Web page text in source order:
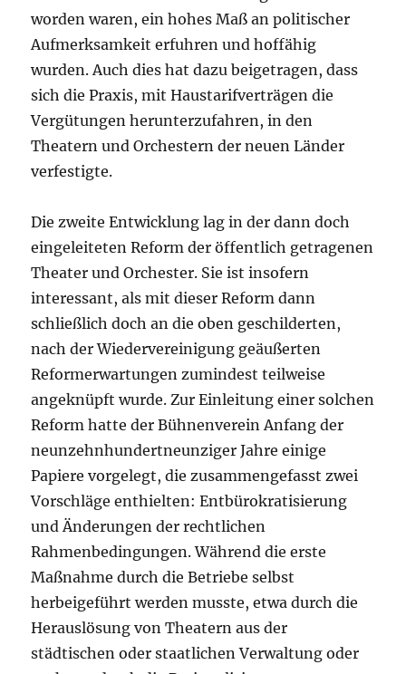
worden waren, ein hohes Maß an politischer
Aufmerksamkeit erfuhren und hoffähig
wurden. Auch dies hat dazu beigetragen, dass
sich die Praxis, mit Haustarifverträgen die
Vergütungen herunterzufahren, in den
Theatern und Orchestern der neuen Länder
verfestigte.
Die zweite Entwicklung lag in der dann doch
eingeleiteten Reform der öffentlich getragenen
Theater und Orchester. Sie ist insofern
interessant, als mit dieser Reform dann
schließlich doch an die oben geschilderten,
nach der Wiedervereinigung geäußerten
Reformerwartungen zumindest teilweise
angeknüpft wurde. Zur Einleitung einer solchen
Reform hatte der Bühnenverein Anfang der
neunzehnhundertneunziger Jahre einige
Papiere vorgelegt, die zusammengefasst zwei
Vorschläge enthielten: Entbürokratisierung
und Änderungen der rechtlichen
Rahmenbedingungen. Während die erste
Maßnahme durch die Betriebe selbst
herbeigeführt werden musste, etwa durch die
Herauslösung von Theatern aus der
städtischen oder staatlichen Verwaltung oder